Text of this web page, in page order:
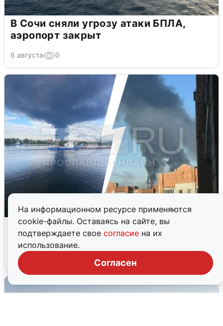
На информационном ресурсе применяются
cookie-файлы. Оставаясь на сайте, вы
подтверждаете свое согласие на их
использование.
Согласен
В Сочи сняли угрозу атаки БПЛА,
аэропорт закрыт
6 августа 0
Ночная атака БПЛА на Ярославль:
попадания и последствия
6 августа